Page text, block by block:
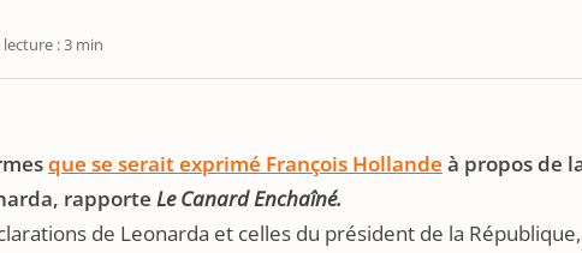
: 3 min
D’INFO EN CONTINU
que se serait exprimé François Hollande à propos de
rapporte Le Canard Enchaîné.
de Leonarda et celles du président de la République,